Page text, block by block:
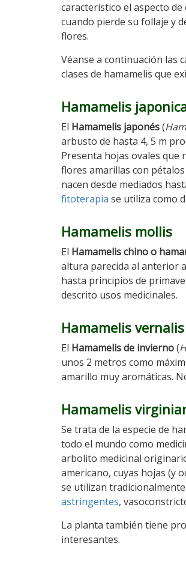
característico el aspecto
cuando pierde su follaje y
flores.
Véanse a continuación las
clases de hamamelis que
Hamamelis
El Hamamelis japonés(
arbusto de hasta 4, 5 m
Presenta hojas ovales que
flores amarillas con
nacen desde mediados
fitoterapia se utiliza como
Hamamelis mollis
El Hamamelis chino o
altura parecida al anterior
hasta principios de
descrito usos medicinales.
Hamamelis vernalis
El Hamamelis de invierno(
unos 2 metros como
amarillo muy aromáticas.
Hamamelis
Se trata de la especie de
todo el mundo como
arbolito medicinal
americano, cuyas hojas (y
se utilizan
astringentes,
La planta también tiene
interesantes.